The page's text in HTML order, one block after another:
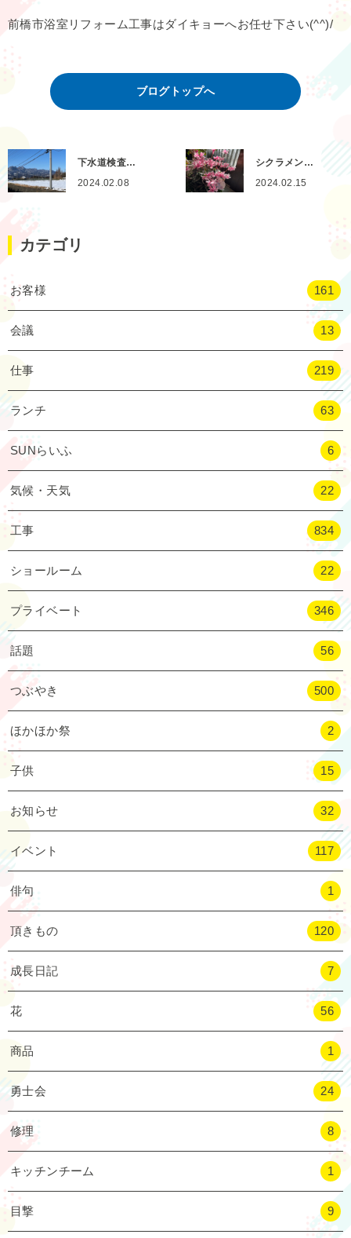
前橋市浴室リフォーム工事はダイキョーへお任せ下さい(^^)/
ブログトップへ
下水道検査…
2024.02.08
シクラメン…
2024.02.15
カテゴリ
お客様 161
会議 13
仕事 219
ランチ 63
SUNらいふ 6
気候・天気 22
工事 834
ショールーム 22
プライベート 346
話題 56
つぶやき 500
ほかほか祭 2
子供 15
お知らせ 32
イベント 117
俳句 1
頂きもの 120
成長日記 7
花 56
商品 1
勇士会 24
修理 8
キッチンチーム 1
目撃 9